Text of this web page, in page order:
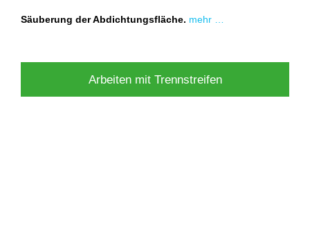
Säuberung der Abdichtungsfläche. mehr …
Arbeiten mit Trennstreifen